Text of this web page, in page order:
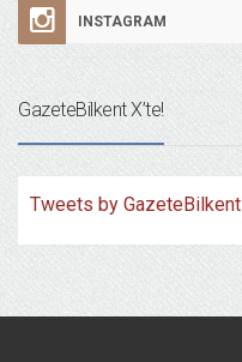
INSTAGRAM
GazeteBilkent X’te!
Tweets by GazeteBilkent